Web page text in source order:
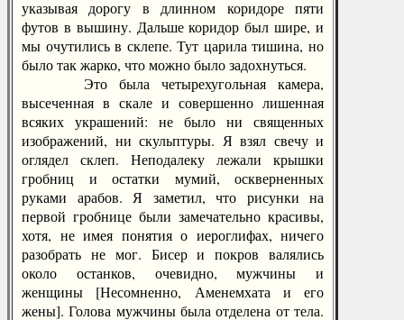
указывая дорогу в длинном коридоре пяти
футов в вышину. Дальше коридор был шире, и
мы очутились в склепе. Тут царила тишина, но
было так жарко, что можно было задохнуться.
Это была четырехугольная камера,
высеченная в скале и совершенно лишенная
всяких украшений: не было ни священных
изображений, ни скульптуры. Я взял свечу и
оглядел склеп. Неподалеку лежали крышки
гробниц и остатки мумий, оскверненных
руками арабов. Я заметил, что рисунки на
первой гробнице были замечательно красивы,
хотя, не имея понятия о иероглифах, ничего
разобрать не мог. Бисер и покров валялись
около останков, очевидно, мужчины и
женщины [Несомненно, Аменемхата и его
жены]. Голова мужчины была отделена от тела.